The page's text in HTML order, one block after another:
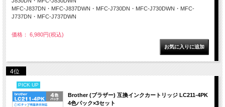
MFC-J837DN・MFC-J837DWN・MFC-J730DN・MFC-J730DWN・MFC-
J737DN・MFC-J737DWN
価格： 6,980円(税込)
4位
PICK UP
Brother (ブラザー) 互換インクカートリッジ LC211-4PK
4色パック×3セット